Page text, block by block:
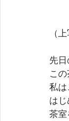
（
先
こ
私
は
茶